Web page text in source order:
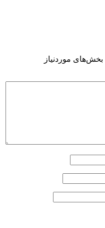
بخش‌های موردنیاز